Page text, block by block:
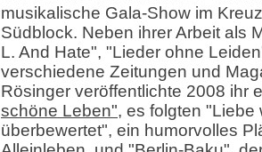
musikalische Gala-Show im
Südblock. Neben ihrer Arbeit als
L. And Hate", "Lieder ohne
verschiedene Zeitungen und
Rösinger veröffentlichte 2008 ihr
schöne Leben", es folgten "Liebe
überbewertet", ein humorvolles